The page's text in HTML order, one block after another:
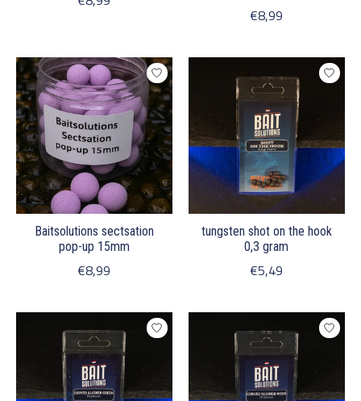
€8,99
Baitsolutions sectsation
pop-up 15mm
€8,99
tungsten shot on the hook
0,3 gram
€5,49